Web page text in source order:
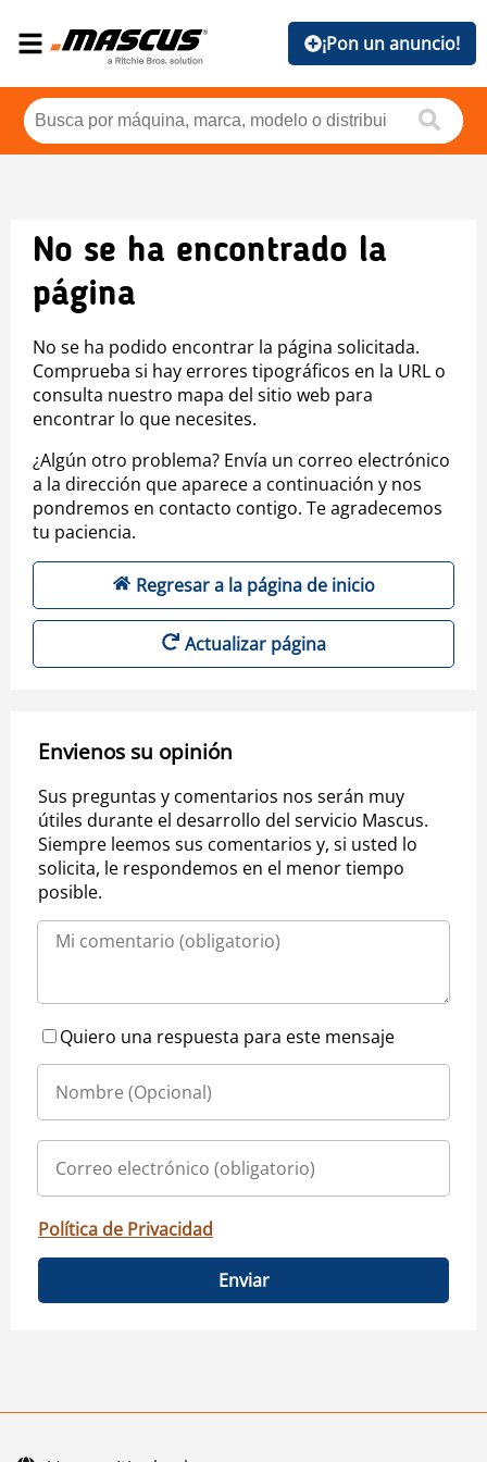
¡Pon un anuncio!
No se ha encontrado la
página
No se ha podido encontrar la página solicitada.
Comprueba si hay errores tipográficos en la URL o
consulta nuestro mapa del sitio web para
encontrar lo que necesites.
¿Algún otro problema? Envía un correo electrónico
a la dirección que aparece a continuación y nos
pondremos en contacto contigo. Te agradecemos
tu paciencia.
Regresar a la página de inicio
Actualizar página
Envienos su opinión
Sus preguntas y comentarios nos serán muy
útiles durante el desarrollo del servicio Mascus.
Siempre leemos sus comentarios y, si usted lo
solicita, le respondemos en el menor tiempo
posible.
Quiero una respuesta para este mensaje
Política de Privacidad
Enviar